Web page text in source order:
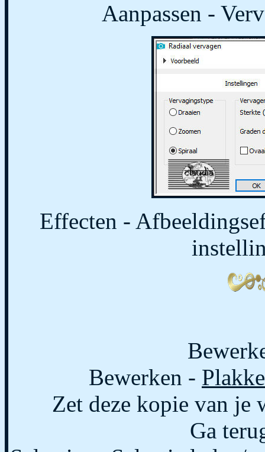
Aanpassen -
Effecten -
Bewerken -
Zet deze kopie van
Ga